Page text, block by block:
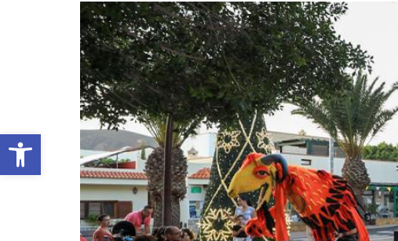
Abrir barra de herramientas